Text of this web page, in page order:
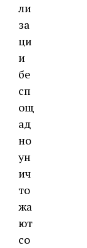
ли
за
ци
и
бе
сп
ощ
ад
но
ун
ич
то
жа
ют
со